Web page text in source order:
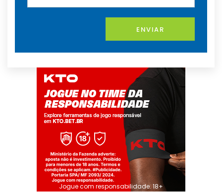
ENVIAR
Jogue com responsabilidade. 18+